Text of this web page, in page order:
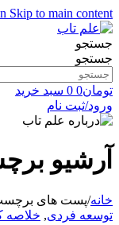
Skip to main content
جستجو
جستجو
تومان0
0 سبد خرید
ورود/ثبت نام
آرشیو
خانه/پست های
توسعه فردی, خلاصه